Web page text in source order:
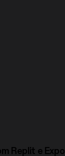
Replit e Expo